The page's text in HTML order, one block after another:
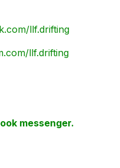
llf.drifting
llf.drifting
messenger.